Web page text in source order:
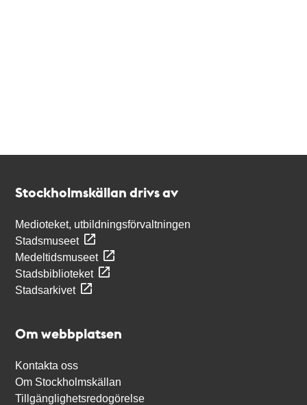
Stockholmskällan drivs av
Medioteket, utbildningsförvaltningen
Stadsmuseet
Medeltidsmuseet
Stadsbiblioteket
Stadsarkivet
Om webbplatsen
Kontakta oss
Om Stockholmskällan
Tillgänglighetsredogörelse